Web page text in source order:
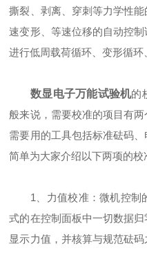
撕裂、剥离、穿刺等力学性
速变形、等速位移的自动控
进行低周载荷循环、变形循环
数显电子万能试验机的
般来说，需要校准的项目有
需要用的工具包括标准砝码
简单为大家介绍以下两项的校
1、力值校准：微机控制
式的在控制面板中一切数据
显示力值，并核算与规范砝